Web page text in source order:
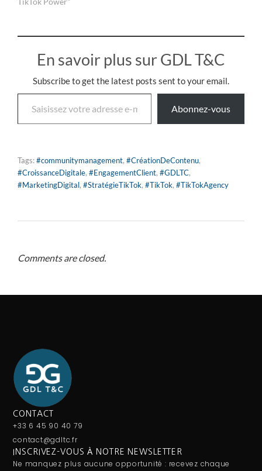
En savoir plus sur GDL T&C
Subscribe to get the latest posts sent to your email.
Abonnez-vous
Tags:#communitymanagement, #CréationDeContenu,
#CroissanceDigitale, #EngagementClient, #GDLTC,
#MarketingDigital, #StratégieTikTok, #TikTok, #TikTokAgency
Comments are closed.
CONTACT
+33 6 45 90 40 79
contact@gdltc.fr
INSCRIVEZ-VOUS À NOTRE NEWSLETTER
Ne manquez plus aucune opportunité : recevez chaque